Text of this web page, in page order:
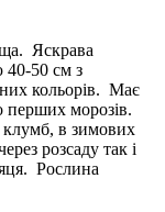
Яскрава
40-50 см з
кольорів. Має
перших морозів.
клумб, в зимових
розсаду так і
Рослина